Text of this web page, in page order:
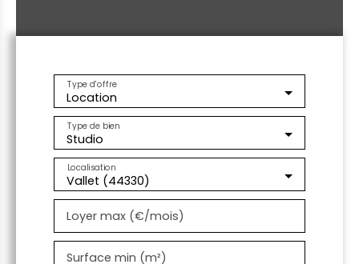
Location
Type d'offre
Studio
Type de bien
Vallet (44330)
Localisation
Loyer max (€/mois)
Surface min (m²)